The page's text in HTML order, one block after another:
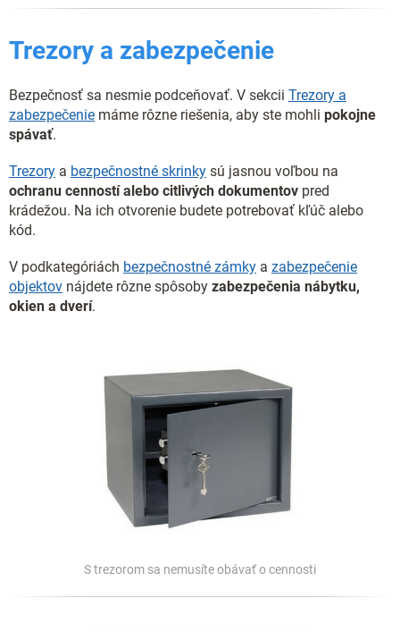
Trezory a zabezpečenie
Bezpečnosť sa nesmie podceňovať. V sekcii Trezory a
zabezpečenie máme rôzne riešenia, aby ste mohli pokojne
spávať.
Trezory a bezpečnostné skrinky sú jasnou voľbou na
ochranu cenností alebo citlivých dokumentov pred
krádežou. Na ich otvorenie budete potrebovať kľúč alebo
kód.
V podkategóriách bezpečnostné zámky a zabezpečenie
objektov nájdete rôzne spôsoby zabezpečenia nábytku,
okien a dverí.
S trezorom sa nemusíte obávať o cennosti